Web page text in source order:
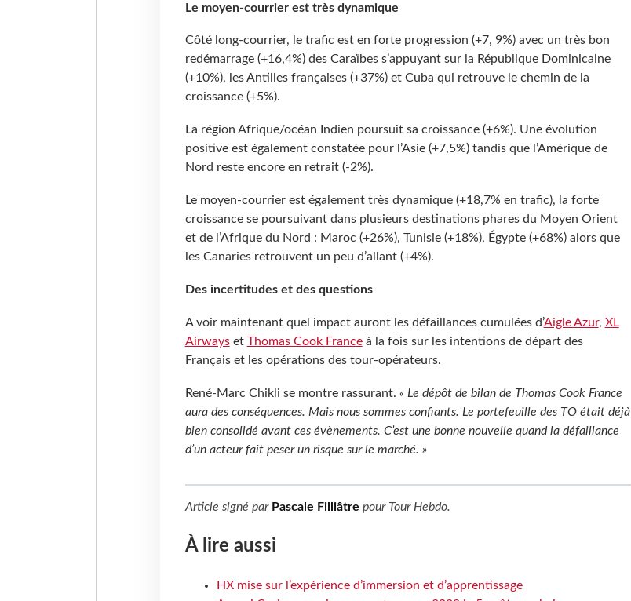
Le moyen-courrier est très dynamique
Côté long-courrier, le trafic est en forte progression (+7, 9%) avec un très bon
redémarrage (+16,4%) des Caraïbes s’appuyant sur la République Dominicaine
(+10%), les Antilles françaises (+37%) et Cuba qui retrouve le chemin de la
croissance (+5%).
La région Afrique/océan Indien poursuit sa croissance (+6%). Une évolution
positive est également constatée pour l’Asie (+7,5%) tandis que l’Amérique de
Nord reste encore en retrait (-2%).
Le moyen-courrier est également très dynamique (+18,7% en trafic), la forte
croissance se poursuivant dans plusieurs destinations phares du Moyen Orient
et de l’Afrique du Nord : Maroc (+26%), Tunisie (+18%), Égypte (+68%) alors que
les Canaries retrouvent un peu d’allant (+4%).
Des incertitudes et des questions
A voir maintenant quel impact auront les défaillances cumulées d’Aigle Azur, XL
Airwayset Thomas Cook Franceà la fois sur les intentions de départ des
Français et les opérations des tour-opérateurs.
René-Marc Chikli se montre rassurant. « Le dépôt de bilan de Thomas Cook France
aura des conséquences. Mais nous sommes confiants. Le portefeuille des TO était déjà
bien consolidé avant ces évènements. C’est une bonne nouvelle quand la défaillance
d’un acteur fait peser un risque sur le marché. »
Article signé par Pascale Filliâtre pour Tour Hebdo.
À lire aussi
HX mise sur l’expérience d’immersion et d’apprentissage